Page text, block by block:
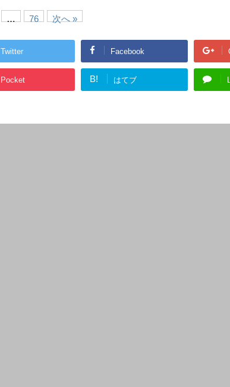
… 76 次へ »
Twitter Facebook
Pocket B! はてブ